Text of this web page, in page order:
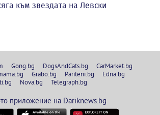
към звездата на Левски
Gong.bg DogsAndCats.bg
CarMarket.bg
Grabo.bg Pariteni.bg
Edna.bg
Nova.bg Telegraph.bg
приложение на Dariknews.bg